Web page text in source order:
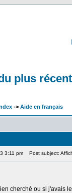
plus
-> Aide en français
3:11 pm Post subject:
cherché ou si j'avais